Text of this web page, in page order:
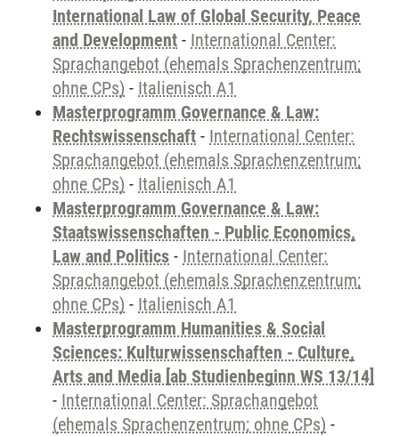
International Law of Global Security, Peace
and Development - International Center:
Sprachangebot (ehemals Sprachenzentrum;
ohne CPs) - Italienisch A1
Masterprogramm Governance & Law:
Rechtswissenschaft - International Center:
Sprachangebot (ehemals Sprachenzentrum;
ohne CPs) - Italienisch A1
Masterprogramm Governance & Law:
Staatswissenschaften - Public Economics,
Law and Politics - International Center:
Sprachangebot (ehemals Sprachenzentrum;
ohne CPs) - Italienisch A1
Masterprogramm Humanities & Social
Sciences: Kulturwissenschaften - Culture,
Arts and Media [ab Studienbeginn WS 13/14]
- International Center: Sprachangebot
(ehemals Sprachenzentrum; ohne CPs) -